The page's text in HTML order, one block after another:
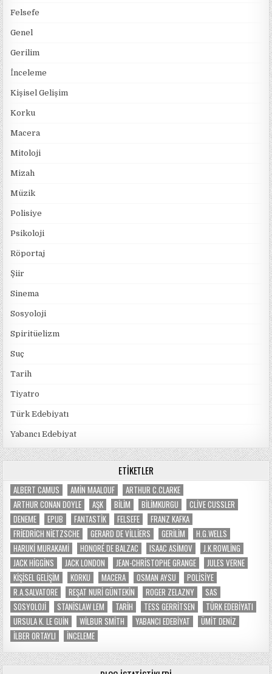
Felsefe
Genel
Gerilim
İnceleme
Kişisel Gelişim
Korku
Macera
Mitoloji
Mizah
Müzik
Polisiye
Psikoloji
Röportaj
Şiir
Sinema
Sosyoloji
Spiritüelizm
Suç
Tarih
Tiyatro
Türk Edebiyatı
Yabancı Edebiyat
ETIKETLER
ALBERT CAMUS AMIN MAALOUF
ARTHUR C.CLARKE
ARTHUR CONAN DOYLE
AŞK BILIM BILIMKURGU
CLIVE CUSSLER
DENEME
EPUB FANTASTIK FELSEFE
FRANZ KAFKA
FRIEDRICH NIETZSCHE
GERARD DE VILLIERS GERILIM
H.G.WELLS
HARUKI MURAKAMI
HONORÉ DE BALZAC ISAAC ASIMOV
J.K.ROWLING
JACK HIGGINS
JACK LONDON JEAN-CHRISTOPHE GRANGE
JULES VERNE
KIŞISEL GELIŞIM
KORKU MACERA OSMAN AYSU
POLISIYE
R.A.SALVATORE
REŞAT NURI GÜNTEKIN ROGER ZELAZNY
SAS
SOSYOLOJI
STANISLAW LEM TARIH TESS GERRITSEN
TÜRK EDEBIYATI
URSULA K. LE GUIN
WILBUR SMITH YABANCI EDEBIYAT
ÜMIT DENIZ
İLBER ORTAYLI
İNCELEME